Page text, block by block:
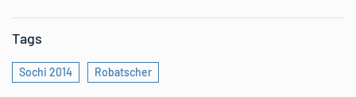
Tags
Sochi 2014 Robatscher